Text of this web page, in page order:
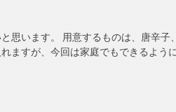
思います。 用意するものは、唐辛
ますが、今回は家庭でもできるよう